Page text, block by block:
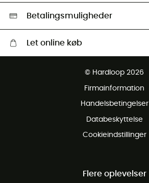
HardGreen Udvalg
Betalingsmuligheder
Let online køb
Gratis retur inden for 100 dage
© Hardloop 2026
Firmainformation
Handelsbetingelser
Databeskyttelse
Cookieindstillinger
Flere oplevelser